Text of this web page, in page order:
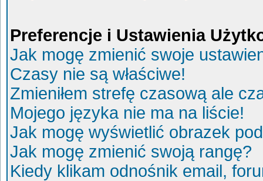
Preferencje i Ustawienia
Jak mogę zmienić swoje
Czasy nie są właściwe!
Zmieniłem strefę czasową ale
Mojego języka nie ma na liście!
Jak mogę wyświetlić obrazek
Jak mogę zmienić swoją rangę?
Kiedy klikam odnośnik email,